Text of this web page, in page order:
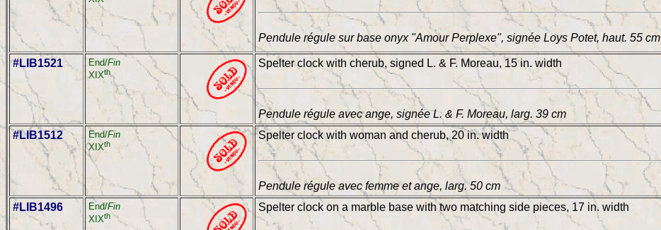
Pendule régule sur base onyx "Amour Perplexe", signée Loys Potet, haut. 55 cm
#LIB1521 End/Fin
XIXth
Spelter clock with cherub, signed L. & F. Moreau, 15 in. width
Pendule régule avec ange, signée L. & F. Moreau, larg. 39 cm
#LIB1512
End/Fin
XIXth
Spelter clock with woman and cherub, 20 in. width
Pendule régule avec femme et ange, larg. 50 cm
#LIB1496
End/Fin
XIXth
Spelter clock on a marble base with two matching side pieces, 17 in. width